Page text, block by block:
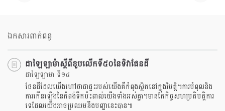
ឯកសារពាក់ពន្ធ
ដាឡៃឡាម៉ាស្តីពីខួបលើកទី៥០នៃទិវាផែនដី
ដាឡៃឡាមា ទី១៤
ផែនដីដែលយើងហៅថាជាផ្ទះរបស់យើងគឺកំពុងស្ថិតនៅក្នុងវិបត្តិ។ការបំពុលនិង
ការកើនឡើងនៃកំពង់ទឹកប៉ះពាល់យើងទាំងអស់គ្នា។មានតែកិច្ចសហប្រតិបត្តិការ
ទេដែលយើងអាចប្រឈមនឹងបញ្ហានេះបាន៕